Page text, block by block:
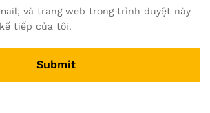
và trang web trong trình duyệt này
tiếp của tôi.